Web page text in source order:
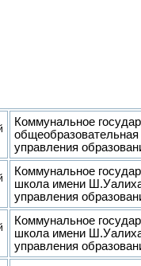
Коммунальное
управления
Коммунальное
школа имени
управления
Коммунальное
школа имени
управления